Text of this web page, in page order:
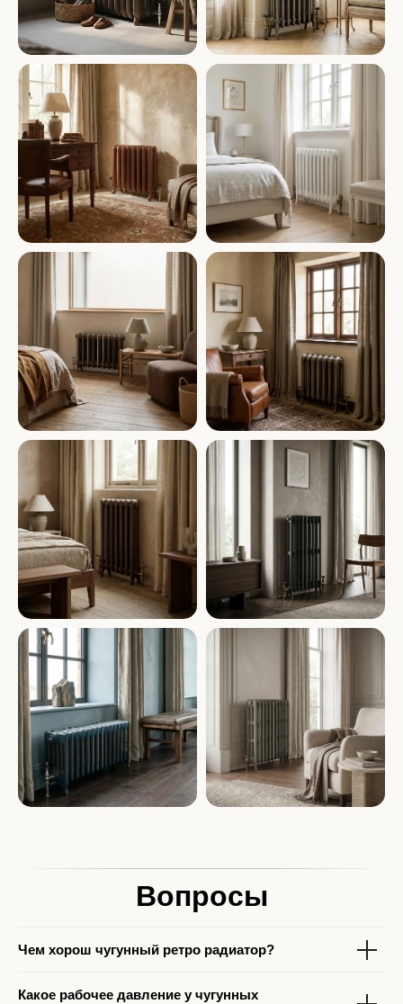
Вопросы
Чем хорош чугунный ретро радиатор?
Какое рабочее давление у чугунных